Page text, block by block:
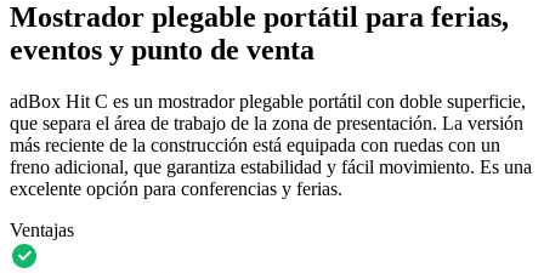
Mostrador plegable portátil para ferias,
eventos y punto de venta
adBox Hit C es un mostrador plegable portátil con doble superficie,
que separa el área de trabajo de la zona de presentación. La versión
más reciente de la construcción está equipada con ruedas con un
freno adicional, que garantiza estabilidad y fácil movimiento. Es una
excelente opción para conferencias y ferias.
Ventajas